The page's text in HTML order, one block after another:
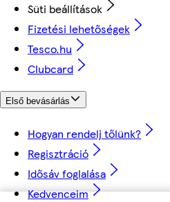
Süti beállítások
Fizetési lehetőségek
Tesco.hu
Clubcard
Első bevásárlás
Hogyan rendelj tőlünk?
Regisztráció
Idősáv foglalása
Kedvenceim